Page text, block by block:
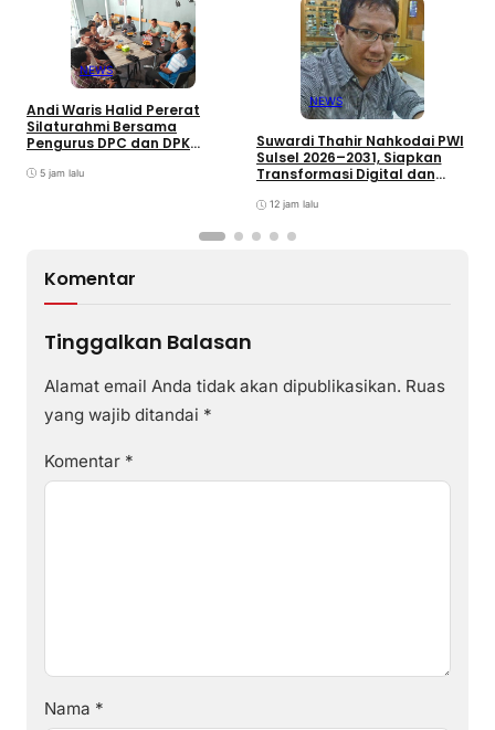
NEWS
Andi Waris Halid Pererat
Silaturahmi Bersama
Pengurus DPC dan DPK
5 jam lalu
NEWS
Suwardi Thahir Nahkodai PWI
Sulsel 2026–2031, Siapkan
Transformasi Digital dan
12 jam lalu
Komentar
Tinggalkan Balasan
Alamat email Anda tidak akan dipublikasikan. Ruas
yang wajib ditandai *
Komentar *
Nama *